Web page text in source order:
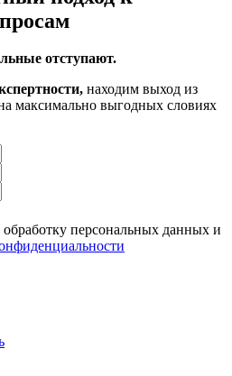
отступают.
находим выход из
максимально выгодных словиях
персональных данных и